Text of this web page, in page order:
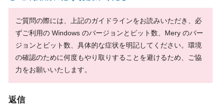
ご質問の際には、上記のガイドラインをお読みいただき、必
ずご利用の Windows のバージョンとビット数、Mery のバー
ジョンとビット数、具体的な症状を明記してください。環境
の確認のために何度もやり取りすることを避けるため、ご協
力をお願いいたします。
返信